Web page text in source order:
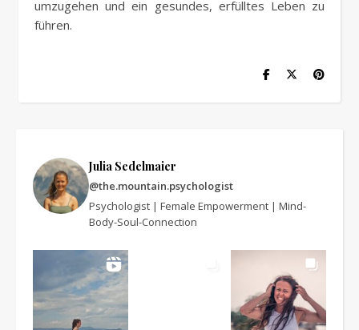
umzugehen und ein gesundes, erfülltes Leben zu
führen.
Julia Sedelmaier
@the.mountain.psychologist
Psychologist | Female Empowerment | Mind-
Body-Soul-Connection